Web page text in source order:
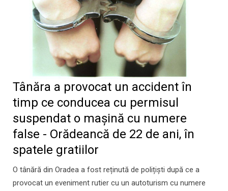
Tânăra a provocat un accident în
timp ce conducea cu permisul
suspendat o mașină cu numere
false - Orădeancă de 22 de ani, în
spatele gratiilor
O tânără din Oradea a fost reținută de polițiști după ce a
provocat un eveniment rutier cu un autoturism cu numere